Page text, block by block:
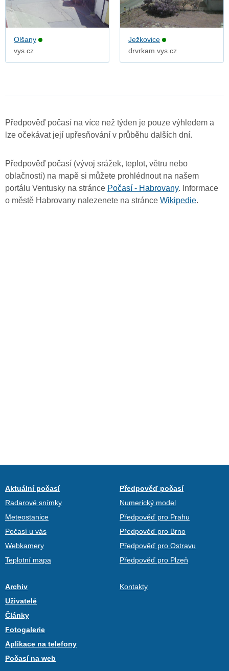
Olšany
vys.cz
Ježkovice
drvrkam.vys.cz
Předpověď počasí na více než týden je pouze výhledem a
lze očekávat její upřesňování v průběhu dalších dní.
Předpověď počasí (vývoj srážek, teplot, větru nebo
oblačnosti) na mapě si můžete prohlédnout na našem
portálu Ventusky na stránce Počasí - Habrovany. Informace
o městě Habrovany nalezenete na stránce Wikipedie.
Aktuální počasí
Radarové snímky
Meteostanice
Počasí u vás
Webkamery
Teplotní mapa
Předpověď počasí
Numerický model
Předpověď pro Prahu
Předpověď pro Brno
Předpověď pro Ostravu
Předpověď pro Plzeň
Archiv
Uživatelé
Články
Fotogalerie
Aplikace na telefony
Počasí na web
Kontakty